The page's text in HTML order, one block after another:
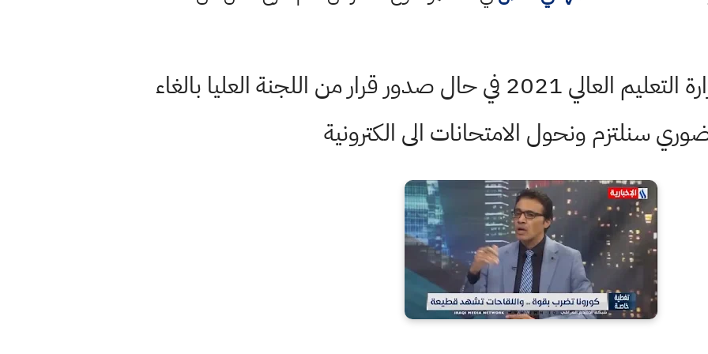
اسمع وشاهد فيديو وزارة التعليم العالي 2021 في حال صدور قرار من اللجنة العليا بالغاء
سنلتزم ونحول الامتحانات الى الكترونية